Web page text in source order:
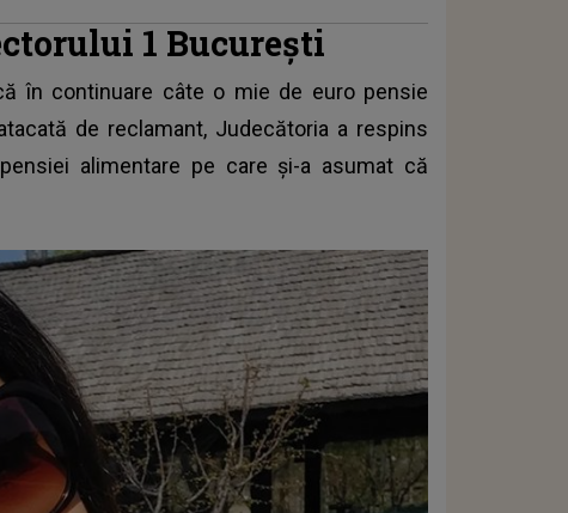
1 București
în continuare câte o mie de euro pensie
de reclamant, Judecătoria a respins
alimentare pe care și-a asumat că